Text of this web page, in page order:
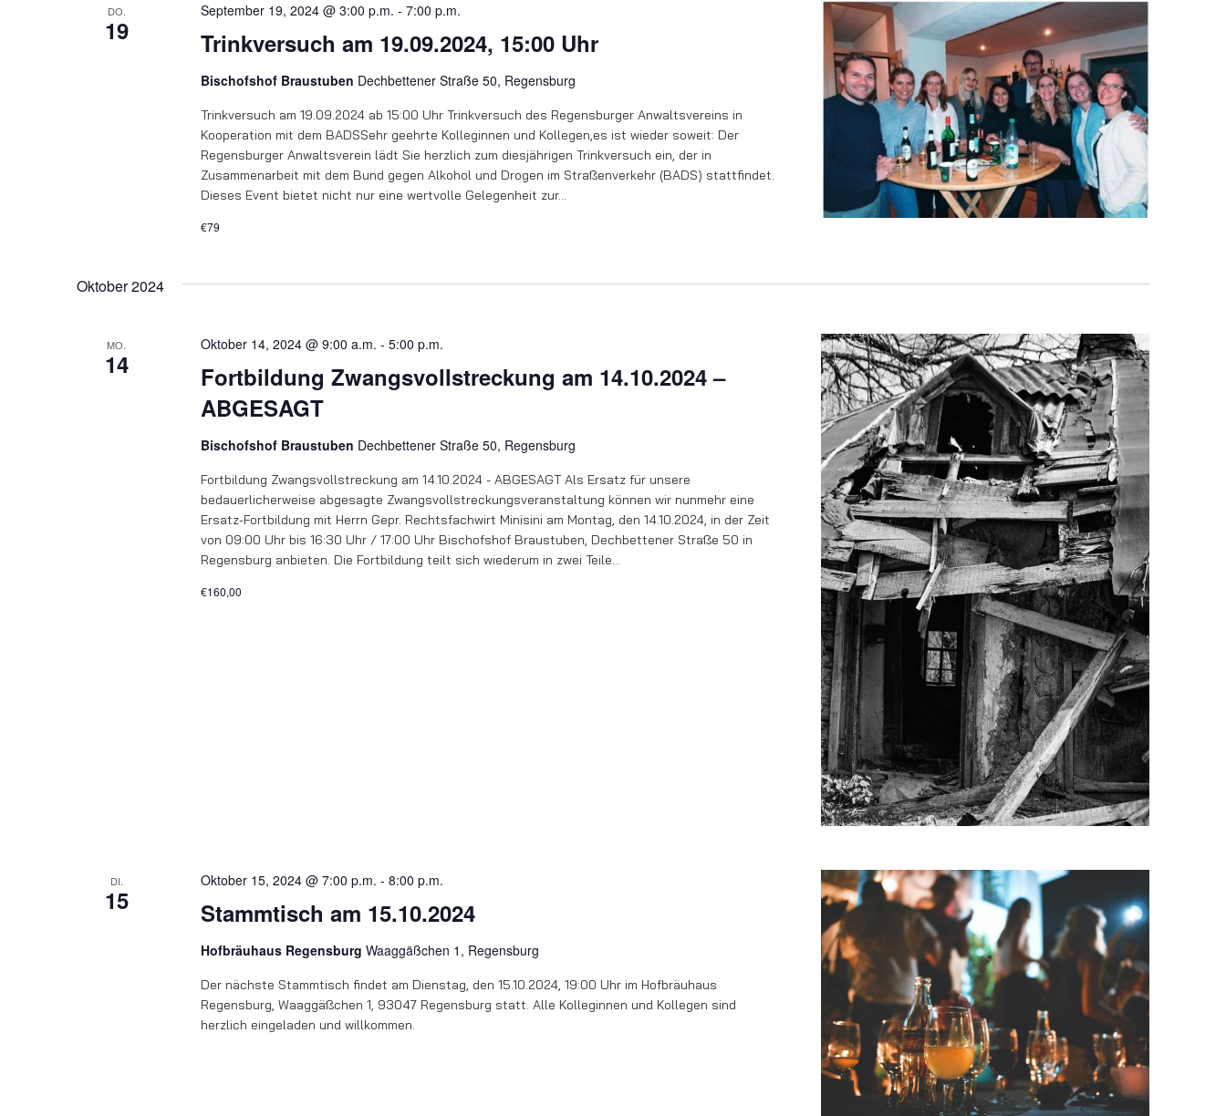
DO.
19 Trinkversuch am 19.09.2024, 15:00 Uhr
September 19, 2024 @ 3:00 p.m. - 7:00 p.m.
Bischofshof Braustuben Dechbettener Straße 50, Regensburg
Trinkversuch am 19.09.2024 ab 15:00 Uhr Trinkversuch des Regensburger Anwaltsvereins in
Kooperation mit dem BADSSehr geehrte Kolleginnen und Kollegen,es ist wieder soweit: Der
Regensburger Anwaltsverein lädt Sie herzlich zum diesjährigen Trinkversuch ein, der in
Zusammenarbeit mit dem Bund gegen Alkohol und Drogen im Straßenverkehr (BADS) stattfindet.
Dieses Event bietet nicht nur eine wertvolle Gelegenheit zur…
€79
Oktober 2024
MO.
14
Fortbildung Zwangsvollstreckung am 14.10.2024 –
ABGESAGT
Oktober 14, 2024 @ 9:00 a.m. - 5:00 p.m.
Bischofshof Braustuben Dechbettener Straße 50, Regensburg
Fortbildung Zwangsvollstreckung am 14.10.2024 - ABGESAGT Als Ersatz für unsere
bedauerlicherweise abgesagte Zwangsvollstreckungsveranstaltung können wir nunmehr eine
Ersatz-Fortbildung mit Herrn Gepr. Rechtsfachwirt Minisini am Montag, den 14.10.2024, in der Zeit
von 09:00 Uhr bis 16:30 Uhr / 17:00 Uhr Bischofshof Braustuben, Dechbettener Straße 50 in
Regensburg anbieten. Die Fortbildung teilt sich wiederum in zwei Teile…
€160,00
DI.
15 Stammtisch am 15.10.2024
Oktober 15, 2024 @ 7:00 p.m. - 8:00 p.m.
Hofbräuhaus Regensburg Waaggäßchen 1, Regensburg
Der nächste Stammtisch findet am Dienstag, den 15.10.2024, 19:00 Uhr im Hofbräuhaus
Regensburg, Waaggäßchen 1, 93047 Regensburg statt. Alle Kolleginnen und Kollegen sind
herzlich eingeladen und willkommen.